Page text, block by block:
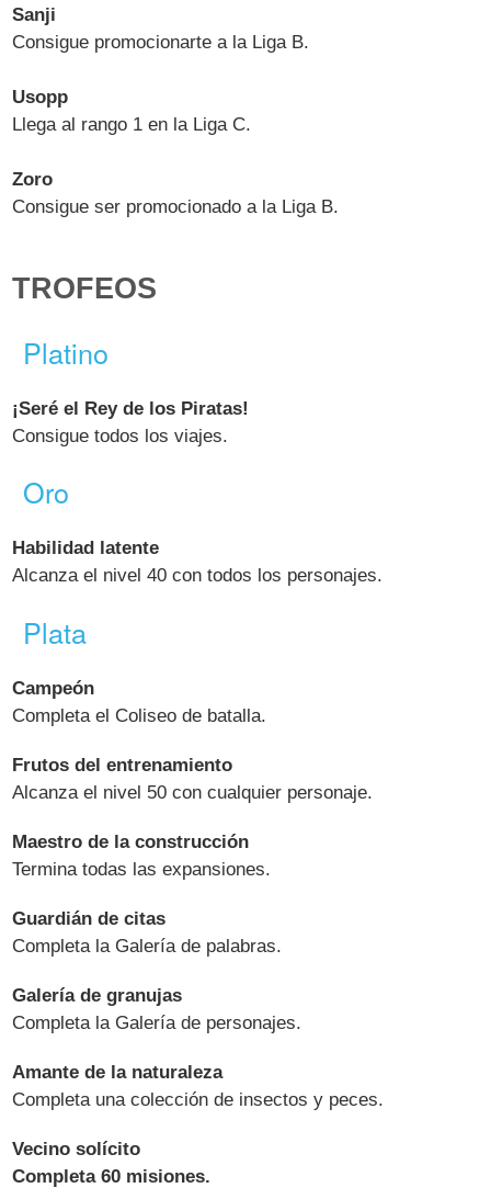
Sanji
Consigue promocionarte a la Liga B.
Usopp
Llega al rango 1 en la Liga C.
Zoro
Consigue ser promocionado a la Liga B.
TROFEOS
Platino
¡Seré el Rey de los Piratas!
Consigue todos los viajes.
Oro
Habilidad latente
Alcanza el nivel 40 con todos los personajes.
Plata
Campeón
Completa el Coliseo de batalla.
Frutos del entrenamiento
Alcanza el nivel 50 con cualquier personaje.
Maestro de la construcción
Termina todas las expansiones.
Guardián de citas
Completa la Galería de palabras.
Galería de granujas
Completa la Galería de personajes.
Amante de la naturaleza
Completa una colección de insectos y peces.
Vecino solícito
Completa 60 misiones.